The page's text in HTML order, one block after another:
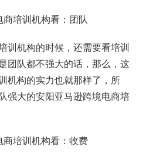
培训机构看：团队
训机构的时候，还需要看培训
团队都不强大的话，那么，这
机构的实力也就那样了，所
强大的安阳亚马逊跨境电商培
培训机构看：收费